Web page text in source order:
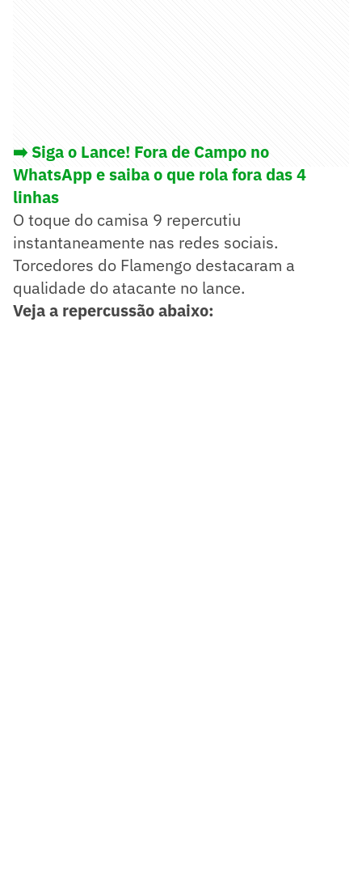
➡️ Siga o Lance! Fora de Campo no
WhatsApp e saiba o que rola fora das 4
linhas
O toque do camisa 9 repercutiu
instantaneamente nas redes sociais.
Torcedores do Flamengo destacaram a
qualidade do atacante no lance.
Veja a repercussão abaixo: